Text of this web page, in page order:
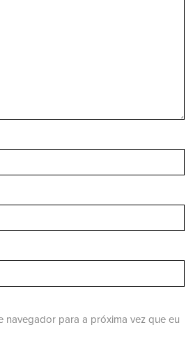
navegador para a próxima vez que eu